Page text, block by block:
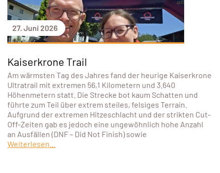
27. Juni 2026
Kaiserkrone Trail
Am wärmsten Tag des Jahres fand der heurige Kaiserkrone
Ultratrail mit extremen 56,1 Kilometern und 3.640
Höhenmetern statt. Die Strecke bot kaum Schatten und
führte zum Teil über extrem steiles, felsiges Terrain.
Aufgrund der extremen Hitzeschlacht und der strikten Cut-
Off-Zeiten gab es jedoch eine ungewöhnlich hohe Anzahl
an Ausfällen (DNF – Did Not Finish) sowie
Weiterlesen...